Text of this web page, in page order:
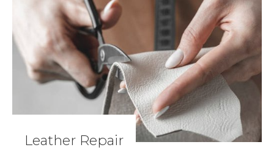
Leather Repair